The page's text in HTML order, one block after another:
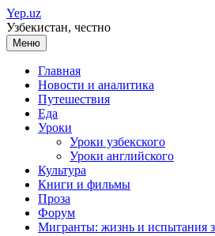
Перейти
к
содержимому
Yep.uz
Узбекистан, честно
Меню
Главная
Новости и аналитика
Путешествия
Еда
Уроки
Уроки узбекского
Уроки английского
Культура
Книги и фильмы
Проза
Форум
Мигранты: жизнь и испытания